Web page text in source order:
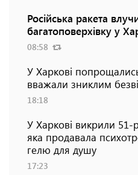
Російська ракета
багатоповерхівку у
08:58
У Харкові
вважали зниклим
18:18
У Харкові викрили 51-
яка продавала
гелю для душу
17:23